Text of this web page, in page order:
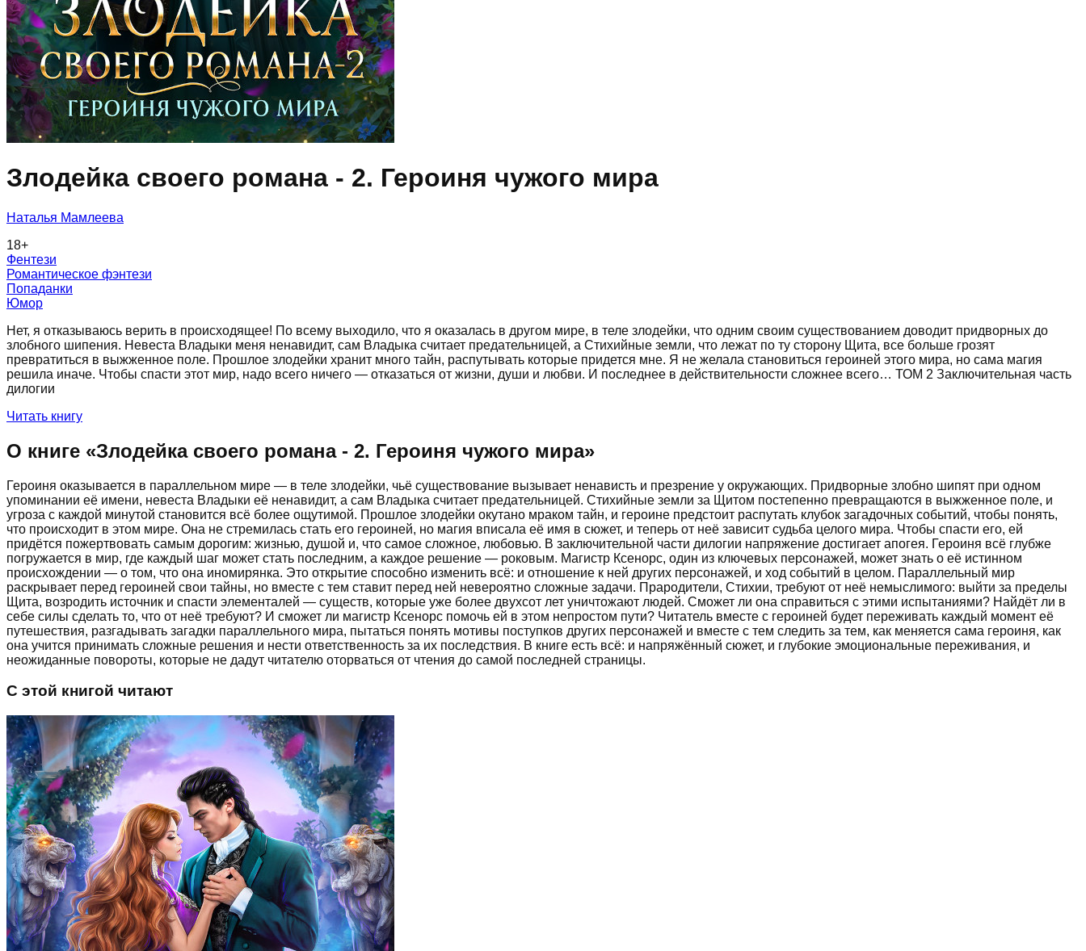
Злодейка своего романа - 2. Героиня чужого мира
Наталья Мамлеева
18+
Фентези
Романтическое фэнтези
Попаданки
Юмор
Нет, я отказываюсь верить в происходящее! По всему выходило, что я оказалась в другом мире, в теле злодейки, что одним своим существованием доводит придворных до
злобного шипения. Невеста Владыки меня ненавидит, сам Владыка считает предательницей, а Стихийные земли, что лежат по ту сторону Щита, все больше грозят
превратиться в выжженное поле. Прошлое злодейки хранит много тайн, распутывать которые придется мне. Я не желала становиться героиней этого мира, но сама магия
решила иначе. Чтобы спасти этот мир, надо всего ничего — отказаться от жизни, души и любви. И последнее в действительности сложнее всего… ТОМ 2 Заключительная часть
дилогии
Читать книгу
О книге «Злодейка своего романа - 2. Героиня чужого мира»
Героиня оказывается в параллельном мире — в теле злодейки, чьё существование вызывает ненависть и презрение у окружающих. Придворные злобно шипят при одном
упоминании её имени, невеста Владыки её ненавидит, а сам Владыка считает предательницей. Стихийные земли за Щитом постепенно превращаются в выжженное поле, и
угроза с каждой минутой становится всё более ощутимой. Прошлое злодейки окутано мраком тайн, и героине предстоит распутать клубок загадочных событий, чтобы понять,
что происходит в этом мире. Она не стремилась стать его героиней, но магия вписала её имя в сюжет, и теперь от неё зависит судьба целого мира. Чтобы спасти его, ей
придётся пожертвовать самым дорогим: жизнью, душой и, что самое сложное, любовью. В заключительной части дилогии напряжение достигает апогея. Героиня всё глубже
погружается в мир, где каждый шаг может стать последним, а каждое решение — роковым. Магистр Ксенорс, один из ключевых персонажей, может знать о её истинном
происхождении — о том, что она иномирянка. Это открытие способно изменить всё: и отношение к ней других персонажей, и ход событий в целом. Параллельный мир
раскрывает перед героиней свои тайны, но вместе с тем ставит перед ней невероятно сложные задачи. Прародители, Стихии, требуют от неё немыслимого: выйти за пределы
Щита, возродить источник и спасти элементалей — существ, которые уже более двухсот лет уничтожают людей. Сможет ли она справиться с этими испытаниями? Найдёт ли в
себе силы сделать то, что от неё требуют? И сможет ли магистр Ксенорс помочь ей в этом непростом пути? Читатель вместе с героиней будет переживать каждый момент её
путешествия, разгадывать загадки параллельного мира, пытаться понять мотивы поступков других персонажей и вместе с тем следить за тем, как меняется сама героиня, как
она учится принимать сложные решения и нести ответственность за их последствия. В книге есть всё: и напряжённый сюжет, и глубокие эмоциональные переживания, и
неожиданные повороты, которые не дадут читателю оторваться от чтения до самой последней страницы.
С этой книгой читают